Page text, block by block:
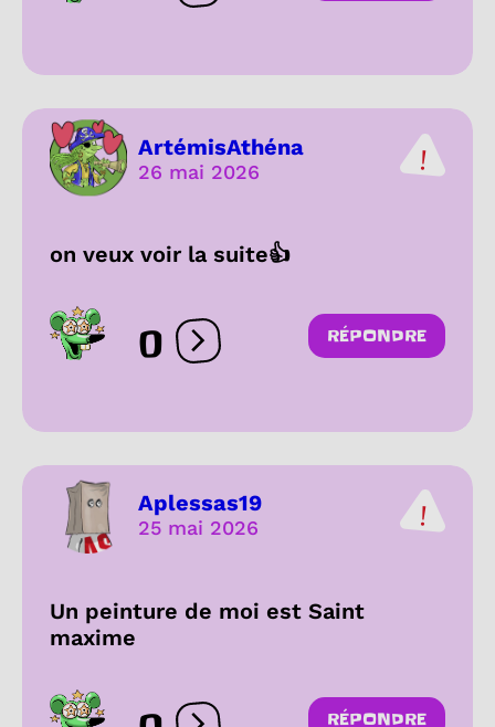
ArtémisAthéna
26 mai 2026
on veux voir la suite👍
0 Ouvrir les réactions
RÉPONDRE
Aplessas19
25 mai 2026
Un peinture de moi est Saint
maxime
RÉPONDRE